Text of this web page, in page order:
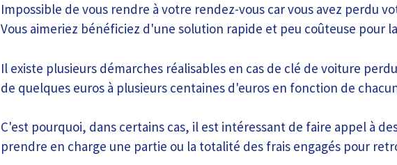
Impossible de vous rendre à votre rendez-vous car vous avez perdu
Vous aimeriez bénéficiez d'une solution rapide et peu coûteuse pour
Il existe plusieurs démarches réalisables en cas de clé de voiture
de quelques euros à plusieurs centaines d'euros en fonction de
C'est pourquoi, dans certains cas, il est intéressant de faire appel à
prendre en charge une partie ou la totalité des frais engagés pour